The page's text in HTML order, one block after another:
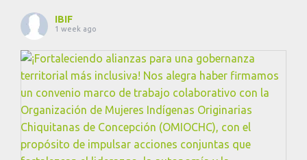
IBIF
1 week ago